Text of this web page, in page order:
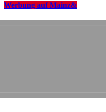
Werbung auf Mainz&